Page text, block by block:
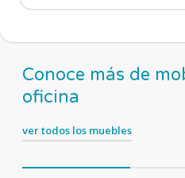
Conoce más de
oficina
ver todos los muebles